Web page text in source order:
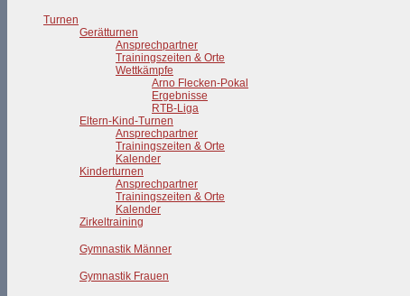
Turnen
Gerätturnen
Ansprechpartner
Trainingszeiten & Orte
Wettkämpfe
Arno Flecken-Pokal
Ergebnisse
RTB-Liga
Eltern-Kind-Turnen
Ansprechpartner
Trainingszeiten & Orte
Kalender
Kinderturnen
Ansprechpartner
Trainingszeiten & Orte
Kalender
Zirkeltraining
Gymnastik Männer
Gymnastik Frauen